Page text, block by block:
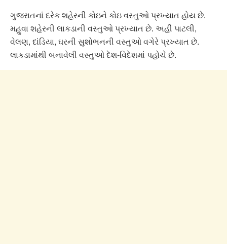
ગુજરાતનાં દરેક શહેરની કોઇને કોઇ વસ્તુઓ પ્રખ્યાત હોય છે.
મહુવા શહેરની લાકડાની વસ્તુઓ પ્રખ્યાત છે. અહીં પાટલી,
વેલણ, દાંડિયા, ઘરની સુશોભનની વસ્તુઓ વગેરે પ્રખ્યાત છે.
લાકડામાંથી બનાવેલી વસ્તુઓ દેશ-વિદેશમાં પહોચે છે.